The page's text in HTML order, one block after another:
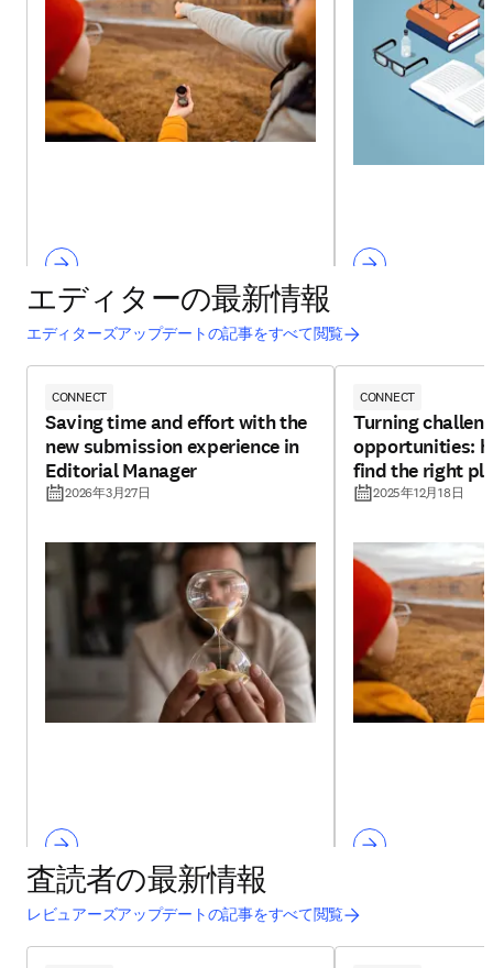
エディターの最新情報
エディターズアップデートの記事をすべて閲覧
CONNECT
Saving time and effort with the
new submission experience in
Editorial Manager
2026年3月27日
CONNECT
Turning
opportunities:
find the right
2025年12月18日
査読者の最新情報
レビュアーズアップデートの記事をすべて閲覧